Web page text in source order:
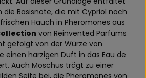
die Basisnote, die mit Cypriol noch
Hauch in Pheromones aus
von Reinvented Parfums
gefolgt von der Würze von
einen harzigen Duft in das Eau de
Auch Moschus trägt zu einer